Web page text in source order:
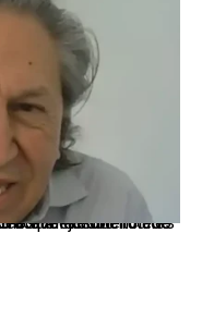
de Gracias Presidenciales conforme al procedimiento establecido.